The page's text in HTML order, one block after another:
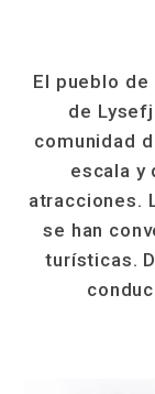
El pueblo
de
comunidad
escala y
atracciones.
se han
turísticas.